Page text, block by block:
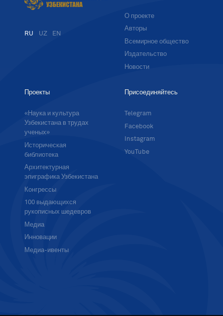
RU UZ EN
О проекте
Авторы
Всемирное общество
Издательство
Новости
Проекты
«Наука и культура
Узбекистана в трудах
ученых»
Историческая
библиотека
Архитектурная
эпиграфика Узбекистана
Конгрессы
100 выдающихся
рукописных шедевров
Медиа
Инновации
Медиа-ивенты
Присоединяйтесь
Telegram
Facebook
Instagram
YouTube